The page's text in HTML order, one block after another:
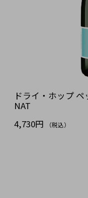
ドライ・ホップ
NAT
4,730円
（税込）